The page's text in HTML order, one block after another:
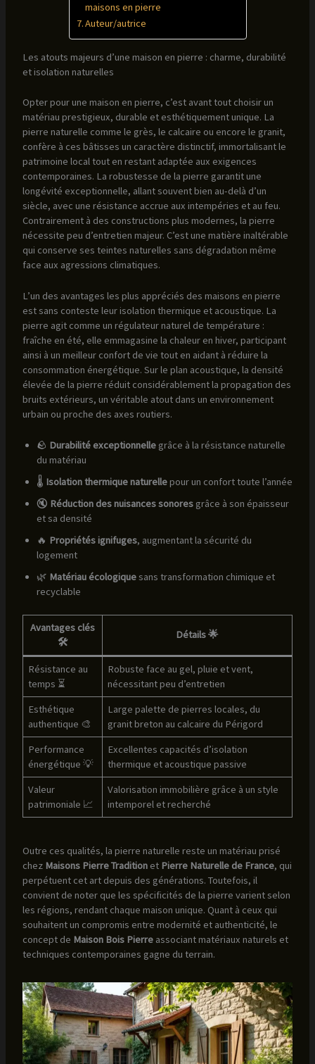
maisons en pierre
Auteur/autrice
Les atouts majeurs d’une maison en pierre : charme, durabilité
et isolation naturelles
Opter pour une maison en pierre, c’est avant tout choisir un
matériau prestigieux, durable et esthétiquement unique. La
pierre naturelle comme le grès, le calcaire ou encore le granit,
confère à ces bâtisses un caractère distinctif, immortalisant le
patrimoine local tout en restant adaptée aux exigences
contemporaines. La robustesse de la pierre garantit une
longévité exceptionnelle, allant souvent bien au-delà d’un
siècle, avec une résistance accrue aux intempéries et au feu.
Contrairement à des constructions plus modernes, la pierre
nécessite peu d’entretien majeur. C’est une matière inaltérable
qui conserve ses teintes naturelles sans dégradation même
face aux agressions climatiques.
L’un des avantages les plus appréciés des maisons en pierre
est sans conteste leur isolation thermique et acoustique. La
pierre agit comme un régulateur naturel de température :
fraîche en été, elle emmagasine la chaleur en hiver, participant
ainsi à un meilleur confort de vie tout en aidant à réduire la
consommation énergétique. Sur le plan acoustique, la densité
élevée de la pierre réduit considérablement la propagation des
bruits extérieurs, un véritable atout dans un environnement
urbain ou proche des axes routiers.
🪨 Durabilité exceptionnellegrâce à la résistance naturelle
du matériau
🌡️ Isolation thermique naturellepour un confort toute l’année
🔇 Réduction des nuisances sonoresgrâce à son épaisseur
et sa densité
🔥 Propriétés ignifuges, augmentant la sécurité du
logement
🌿 Matériau écologiquesans transformation chimique et
recyclable
Avantages clés
🛠️
Détails 🌟
Résistance au
temps ⏳
Robuste face au gel, pluie et vent,
nécessitant peu d’entretien
Esthétique
authentique 🎨
Large palette de pierres locales, du
granit breton au calcaire du Périgord
Performance
énergétique 💡
Excellentes capacités d’isolation
thermique et acoustique passive
Valeur
patrimoniale 📈
Valorisation immobilière grâce à un style
intemporel et recherché
Outre ces qualités, la pierre naturelle reste un matériau prisé
chez Maisons Pierre Traditionet Pierre Naturelle de France, qui
perpétuent cet art depuis des générations. Toutefois, il
convient de noter que les spécificités de la pierre varient selon
les régions, rendant chaque maison unique. Quant à ceux qui
souhaitent un compromis entre modernité et authenticité, le
concept de Maison Bois Pierreassociant matériaux naturels et
techniques contemporaines gagne du terrain.